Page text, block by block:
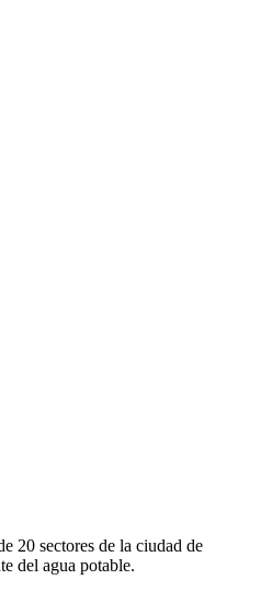
20 sectores de la ciudad de
del agua potable.